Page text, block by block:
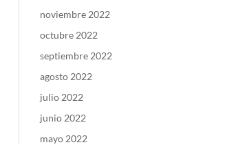
noviembre 2022
octubre 2022
septiembre 2022
agosto 2022
julio 2022
junio 2022
mayo 2022